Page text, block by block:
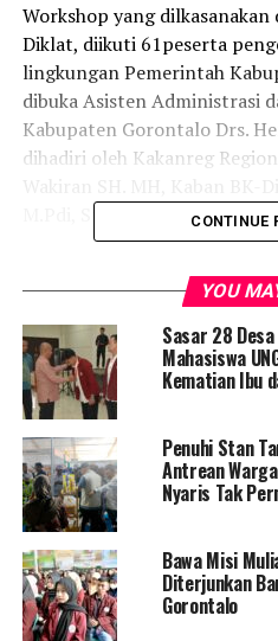
Workshop yang
Diklat, diikuti 61peserta
lingkungan Pemerintah
dibuka Asisten Administrasi
Kabupaten Gorontalo Drs.
dihadiri oleh Kakanreg
M.Pdi, Staf Ahli Bupati, serta
kegiatan ini dalam rangka
kemampuan aparatur
standar kompotensi jabatan.
“Dengan makin
saat ini, mengharuskan suatu
pengembangan karir,
penerapan sistem merit”,
Menurut Hen Restu, dengan
teknologi informasi digital
(four point zero), menuntut
melakukan langkah yang
CONTINUE
YOU
Sasar 28
Mahasiswa
Kematian Ibu
Penuhi Stan
Antrean
Nyaris Tak
Bawa Misi
Diterjunkan
Gorontalo